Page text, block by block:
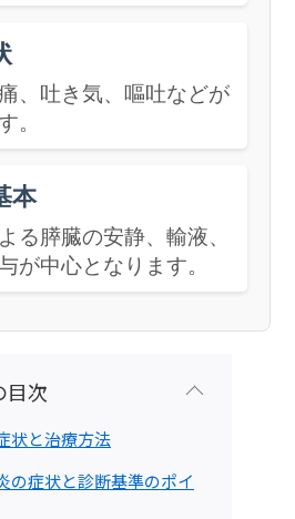
、吐き気、嘔吐などが
。
本
る膵臓の安静、輸液、
が中心となります。
目次
状と治療方法
の症状と診断基準のポイ